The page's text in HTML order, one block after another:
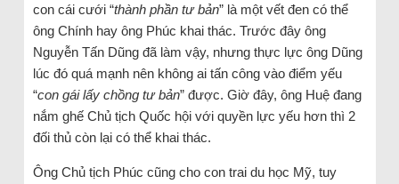
con cái cưới “thành phần tư bản” là một vết đen có thể
ông Chính hay ông Phúc khai thác. Trước đây ông
Nguyễn Tấn Dũng đã làm vậy, nhưng thực lực ông Dũng
lúc đó quá mạnh nên không ai tấn công vào điểm yếu
“con gái lấy chồng tư bản” được. Giờ đây, ông Huệ đang
nắm ghế Chủ tịch Quốc hội với quyền lực yếu hơn thì 2
đối thủ còn lại có thể khai thác.
Ông Chủ tịch Phúc cũng cho con trai du học Mỹ, tuy